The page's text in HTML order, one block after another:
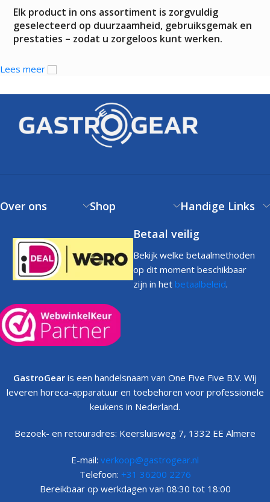
Elk product in ons assortiment is zorgvuldig
geselecteerd op duurzaamheid, gebruiksgemak en
prestaties – zodat u zorgeloos kunt werken.
Lees meer
Over ons Shop
Handige Links
Betaal veilig
Bekijk welke betaalmethoden
op dit moment beschikbaar
zijn in het betaalbeleid.
GastroGear is een handelsnaam van One Five Five B.V. Wij
leveren horeca-apparatuur en toebehoren voor professionele
keukens in Nederland.
Bezoek- en retouradres: Keersluisweg 7, 1332 EE Almere
E-mail: verkoop@gastrogear.nl
Telefoon: +31 36200 2276
Bereikbaar op werkdagen van 08:30 tot 18:00